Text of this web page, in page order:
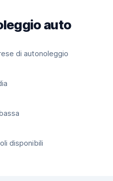
auto
di autonoleggio
disponibili